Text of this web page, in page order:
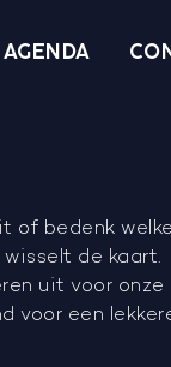
AGENDA
of bedenk welke
de kaart.
uit voor onze
voor een